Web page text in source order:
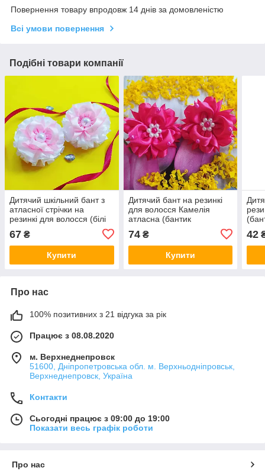
Повернення товару впродовж 14 днів за домовленістю
Всі умови повернення
Подібні товари компанії
Дитячий шкільний бант з
атласної стрічки на
резинкі для волосся (білі
бантики ручної роботи в
школу канзаші для
дівчинки)
67 ₴
Купити
Дитячий бант на резинкі
для волосся Камелія
атласна (бантик
малиновий ручної роботи
в школу стиль барбі
канзаші на голову)
74₴
Купити
42
Про нас
100% позитивних з 21 відгука за рік
Працює з 08.08.2020
м. Верхнеднепровск
51600, Дніпропетровська обл. м. Верхньодніпровськ,
Верхнеднепровск, Україна
Контакти
Сьогодні працює з 09:00 до 19:00
Показати весь графік роботи
Про нас